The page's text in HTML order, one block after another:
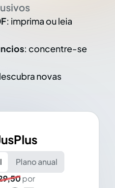
: imprima ou leia
: concentre-se
novas
Plano anual
por